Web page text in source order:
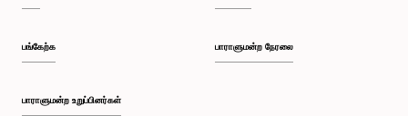
பி.ப. 2:19 - பி.ப. 2:29
பங்கேற்க
பாராளுமன்ற உறுப்பினர்கள்
பாராளுமன்ற நேரலை